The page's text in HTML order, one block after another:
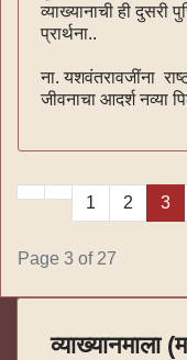
व्याख्यानाची ही दुसरी
प्रार्थना..
ना. यशवंतरावजींना
जीवनाचा आदर्श नव्या
1 2 3
Page 3 of 27
व्याख्यानमाला